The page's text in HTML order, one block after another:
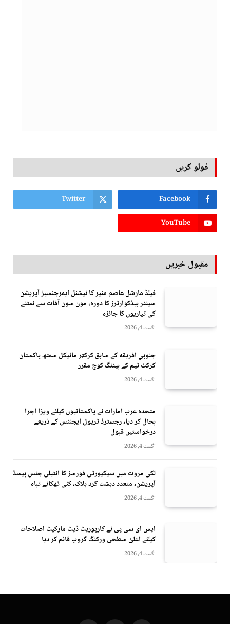
فولو کریں
Facebook
Twitter
YouTube
مقبول خبریں
فیلڈ مارشل عاصم منیر کا نیشنل ایمرجنسیز آپریشن
سینٹر ہیڈکوارٹرز کا دورہ، مون سون آفات سے نمٹنے
کی تیاریوں کا جائزہ
اگست 4, 2026
جنوبي افريقه کے سابق کرکټر مائیکل سمتھ پاکستان
کرکٹ ٹیم کے بیٹنگ کوچ مقرر
اگست 4, 2026
متحدہ عرب امارات نے پاکستانیوں کیلئے ویزا اجرا
بحال کر دیا، رجسٹرڈ ٹریول ایجنٹس کے ذریعے
درخواستیں قبول
اگست 4, 2026
لکی مروت میں سیکیورٹی فورسز کا انٹیلی جنس بیسڈ
آپریشن، متعدد دہشت گرد ہلاک، کئی ٹھکانے تباہ
اگست 4, 2026
ایس ای سی پی نے کارپوریٹ ڈیٹ مارکیٹ اصلاحات
کیلئے اعلیٰ سطحی ورکنگ گروپ قائم کر دیا
اگست 4, 2026